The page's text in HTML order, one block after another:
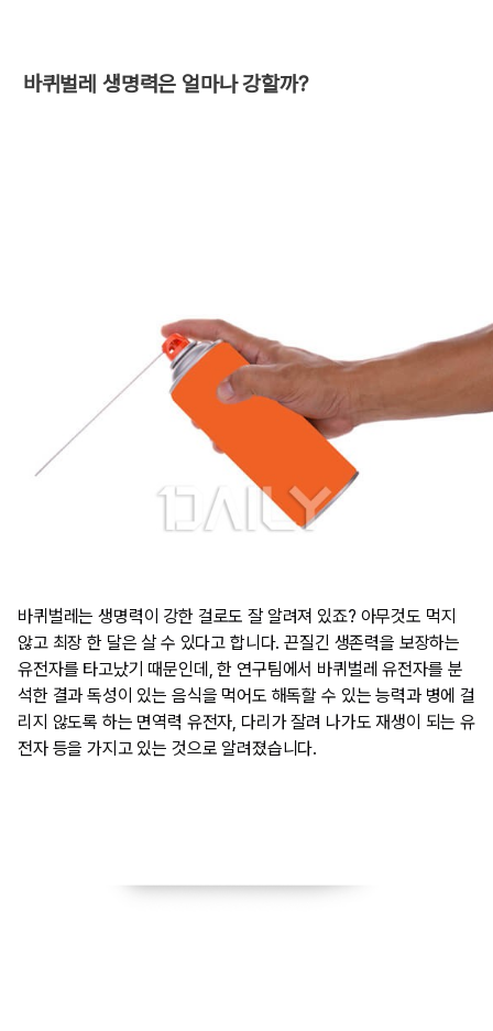
​ 바퀴벌레 생명력은 얼마나 강할까?
바퀴벌레는 생명력이 강한 걸로도 잘 알려져 있죠? 아무것도 먹지
않고 최장 한 달은 살 수 있다고 합니다. 끈질긴 생존력을 보장하는
유전자를 타고났기 때문인데, 한 연구팀에서 바퀴벌레 유전자를 분
석한 결과 독성이 있는 음식을 먹어도 해독할 수 있는 능력과 병에 걸
리지 않도록 하는 면역력 유전자, 다리가 잘려 나가도 재생이 되는 유
전자 등을 가지고 있는 것으로 알려졌습니다.